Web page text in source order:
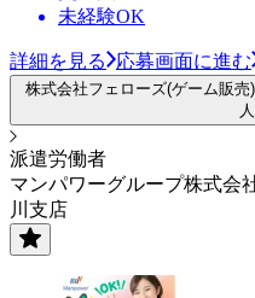
未経験OK
詳細を見る 応募画面に進む
株式会社フェローズ(ゲーム販
派遣労働者
マンパワーグループ株式会
川支店